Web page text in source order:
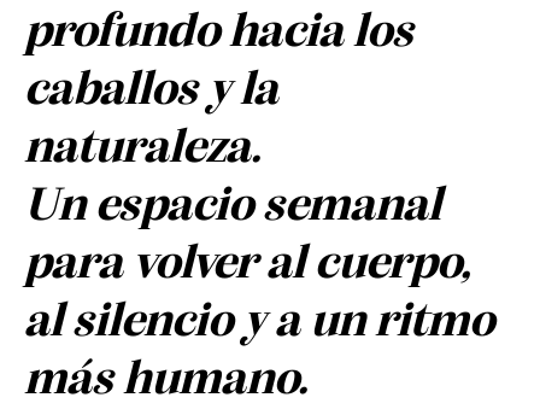
profundo hacia los
caballos y la
naturaleza.
Un espacio semanal
para volver al cuerpo,
al silencio y a un ritmo
más humano.